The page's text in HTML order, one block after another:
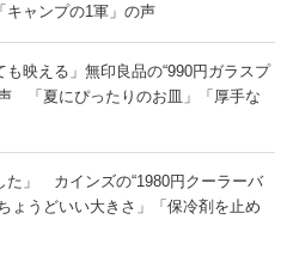
キャンプの1軍」の声
も映える」無印良品の“990円ガラスプ
「夏にぴったりのお皿」「厚手な
た」 カインズの“1980円クーラーバ
ょうどいい大きさ」「保冷剤を止め